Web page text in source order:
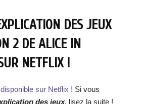
DES JEUX
2 DE ALICE IN
NETFLIX !
sur Netflix ! Si vous
des jeux, lisez la suite !